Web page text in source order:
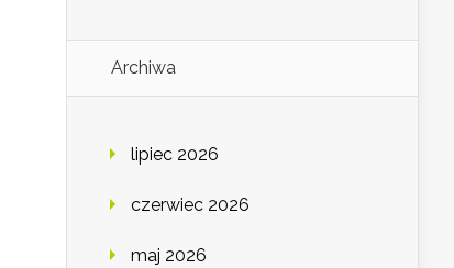
Archiwa
lipiec 2026
czerwiec 2026
maj 2026